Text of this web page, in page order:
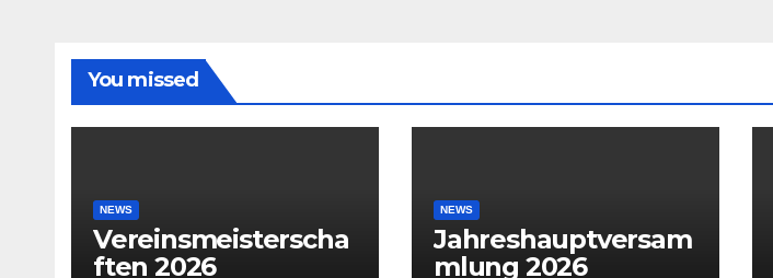
You missed
NEWS
Vereinsmeisterscha
ften 2026
NEWS
Jahreshauptversam
mlung 2026